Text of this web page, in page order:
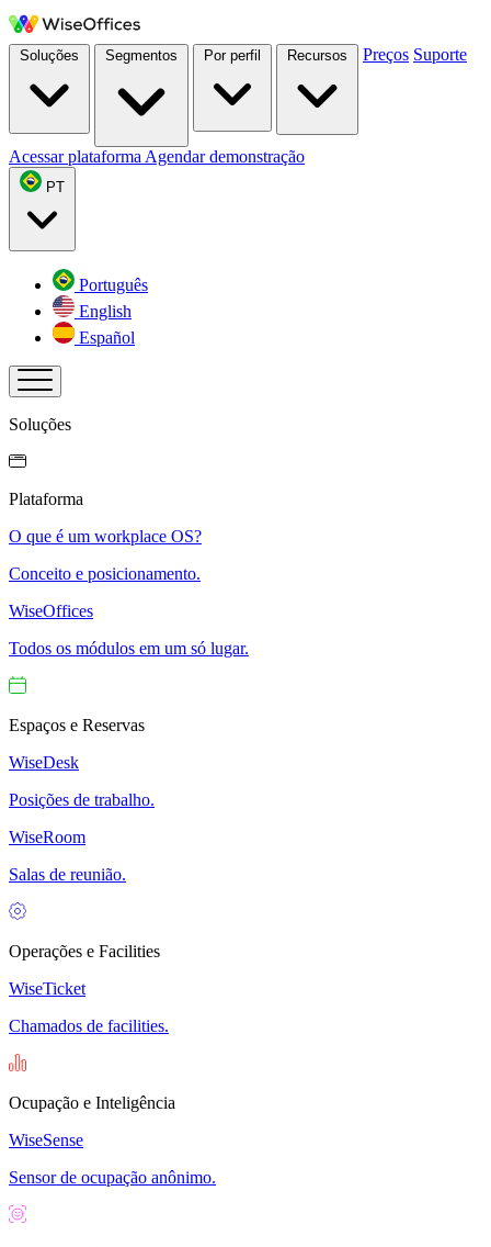
Soluções Segmentos Por perfil Recursos Preços Suporte
Acessar plataforma Agendar demonstração
PT
Português
English
Español
Soluções
Plataforma
O que é um workplace OS?
Conceito e posicionamento.
WiseOffices
Todos os módulos em um só lugar.
Espaços e Reservas
WiseDesk
Posições de trabalho.
WiseRoom
Salas de reunião.
Operações e Facilities
WiseTicket
Chamados de facilities.
Ocupação e Inteligência
WiseSense
Sensor de ocupação anônimo.